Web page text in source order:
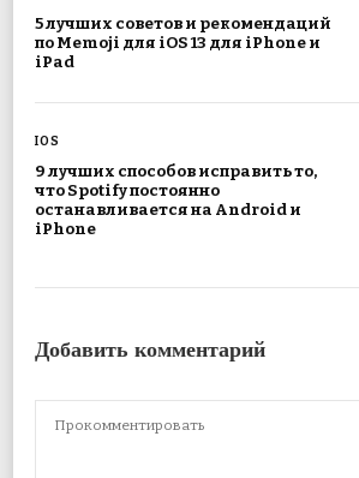
5 лучших советов и рекомендаций
по Memoji для iOS 13 для iPhone и
iPad
IOS
9 лучших способов исправить то,
что Spotify постоянно
останавливается на Android и
iPhone
Добавить комментарий